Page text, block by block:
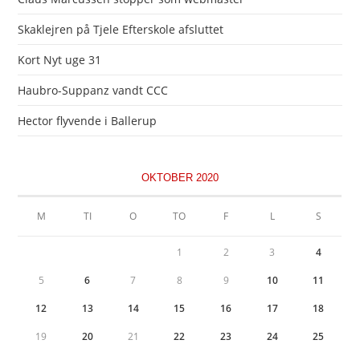
Skaklejren på Tjele Efterskole afsluttet
Kort Nyt uge 31
Haubro-Suppanz vandt CCC
Hector flyvende i Ballerup
OKTOBER 2020
M TI O TO F L S
1 2 3 4
5 6 7 8 9 10 11
12 13 14 15 16 17 18
19 20 21 22 23 24 25